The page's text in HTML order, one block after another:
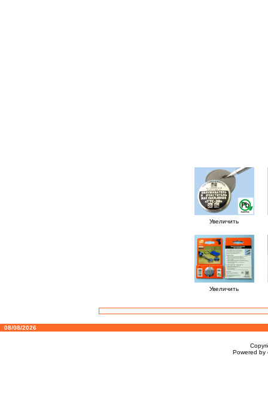
Увеличить
Увеличить
08/08/2026
Powered by